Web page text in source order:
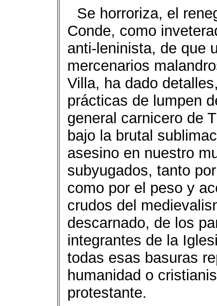
Se horroriza, el
Conde, como
anti-leninista, de que
mercenarios
Villa, ha dado
prácticas de lumpen
general carnicero de
bajo la brutal
asesino en nuestro
subyugados, tanto
como por el peso y
crudos del
descarnado, de los
integrantes de la
todas esas basuras
humanidad o
protestante.